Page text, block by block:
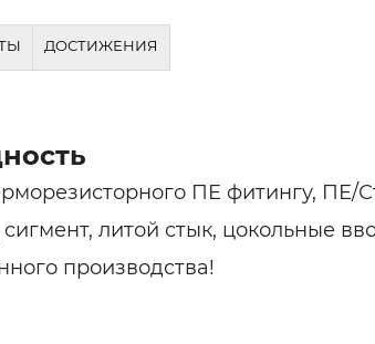
ДОСТИЖЕНИЯ
ПЕ фитингу, ПЕ/
литой стык, цокольные
производства!